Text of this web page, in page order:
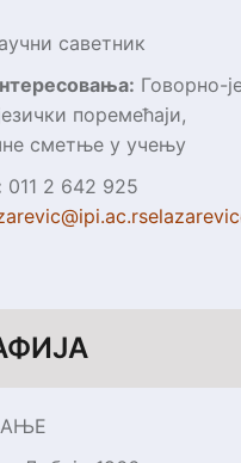
саветник
: Говорно-
поремећаји,
сметње у учењу
011 2 642 925